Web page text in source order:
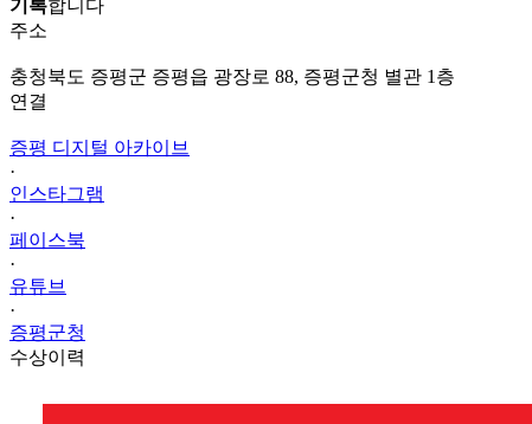
기록합니다
주소
충청북도 증평군 증평읍 광장로 88, 증평군청 별관 1층
연결
증평 디지털 아카이브
·
인스타그램
·
페이스북
·
유튜브
·
증평군청
수상이력